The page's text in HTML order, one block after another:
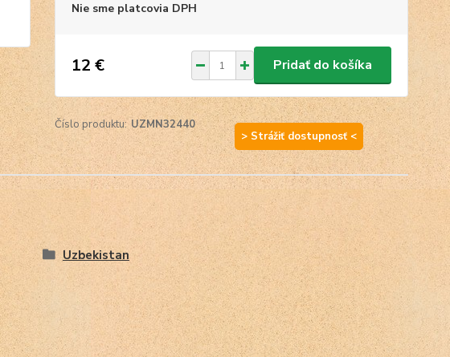
Nie sme platcovia DPH
12 € Pridať do košíka
Číslo produktu: UZMN32440
> Strážiť dostupnosť <
Uzbekistan